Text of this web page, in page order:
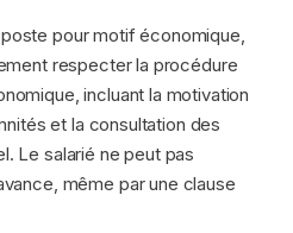
pour motif économique,
respecter la procédure
incluant la motivation
et la consultation des
Le salarié ne peut pas
même par une clause